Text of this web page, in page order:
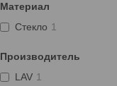
Материал
Стекло 1
Производитель
LAV 1